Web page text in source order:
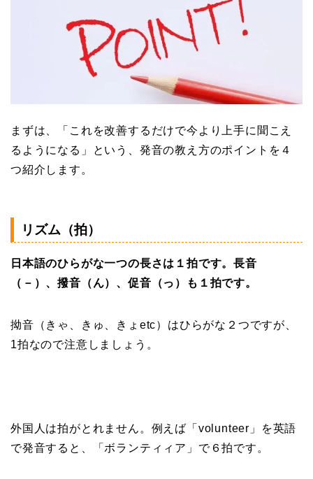
まずは、「これを改善するだけで今より上手に聞こえ
るようになる」という、発音の教え方のポイントを４
つ紹介します。
リズム（拍）
日本語のひらがな一つの長さは１拍です。長音
（－）、撥音（ん）、促音（っ）も１拍です。
拗音（きゃ、きゅ、きょetc）はひらがな２つですが、
1拍なので注意しましょう。
外国人は拍がとれません。例えば「volunteer」を英語
で発音すると、「ボランティィア」で６拍です。